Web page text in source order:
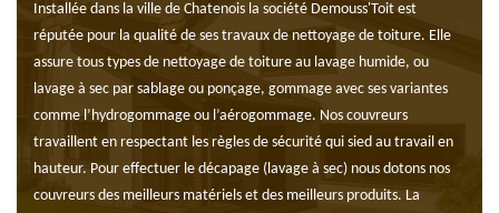
Installée dans la ville de Chatenois la société Demouss'Toit est
réputée pour la qualité de ses travaux de nettoyage de toiture. Elle
assure tous types de nettoyage de toiture au lavage humide, ou
lavage à sec par sablage ou ponçage, gommage avec ses variantes
comme l’hydrogommage ou l’aérogommage. Nos couvreurs
travaillent en respectant les règles de sécurité qui sied au travail en
hauteur. Pour effectuer le décapage (lavage à sec) nous dotons nos
couvreurs des meilleurs matériels et des meilleurs produits. La